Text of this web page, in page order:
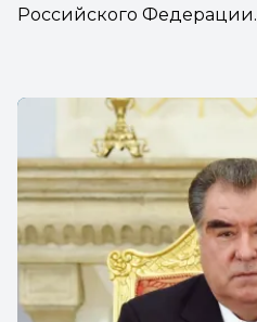
Российского Федерации.